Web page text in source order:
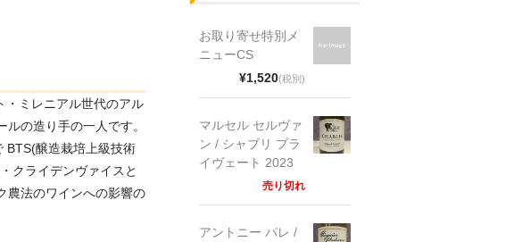
・ミレニアル世代のアル
の造り手の一人です。
BTS(醸造栽培上級技術
クライデンヴァイスと
農法のワインへの影響の
お取り寄せ特別メ
ニューCS
¥1,520(税別)
マルセル セルヴァ
ン / シャブリ プラ
イヴェート 2023
売り切れ
アントニー パレ /